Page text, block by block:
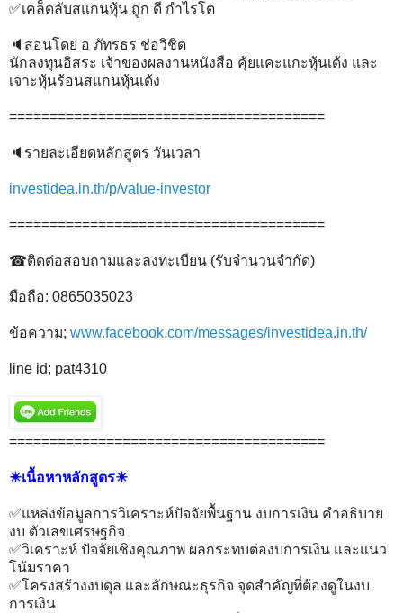
✅เคล็ดลับสแกนหุ้น ถูก ดี กำไรโต
🔈สอนโดย อ ภัทรธร ช่อวิชิต
นักลงทุนอิสระ เจ้าของผลงานหนังสือ คุ้ยแคะแกะหุ้นเด้ง และ
เจาะหุ้นร้อนสแกนหุ้นเด้ง
=======================================
🔈รายละเอียดหลักสูตร วันเวลา
investidea.in.th/p/value-investor
=======================================
☎ติดต่อสอบถามและลงทะเบียน (รับจำนวนจำกัด)
มือถือ: 0865035023
ข้อความ; www.facebook.com/messages/investidea.in.th/
line id; pat4310
=======================================
☀เนื้อหาหลักสูตร☀
✅แหล่งข้อมูลการวิเคราะห์ปัจจัยพื้นฐาน งบการเงิน คำอธิบาย
งบ ตัวเลขเศรษฐกิจ
✅วิเคราะห์ ปัจจัยเชิงคุณภาพ ผลกระทบต่องบการเงิน และแนว
โน้มราคา
✅โครงสร้างงบดุล และลักษณะธุรกิจ จุดสำคัญที่ต้องดูในงบ
การเงิน